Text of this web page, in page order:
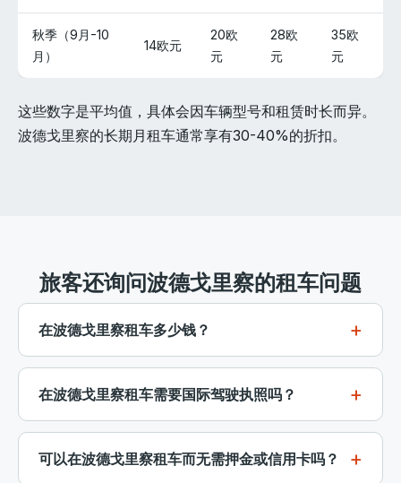
秋季（9月-10
月）
14欧元
20欧
元
28欧
元
35欧
元
这些数字是平均值，具体会因车辆型号和租赁时长而异。
波德戈里察的长期月租车通常享有30-40%的折扣。
旅客还询问波德戈里察的租车问题
在波德戈里察租车多少钱？
波德戈里察的经济型租车在淡季的价格大约为每天12-
15欧元，夏季高峰期为20-25欧元。SUV和面包车的日
月的租赁价格可以显著降低您的每日费用。价格通常包
括基本保险和大多数车辆的无限里程。
在波德戈里察租车需要国际驾驶执照吗？
如果您的国家驾驶执照是在欧盟、英国、美国、加拿大
或澳大利亚颁发的，通常可以在波德戈里察租车。然
可以在波德戈里察租车而无需押金或信用卡吗？